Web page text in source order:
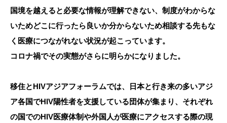
国境を越えると必要な情報が理解できない、制度がわからな
いためどこに行ったら良いか分からないため相談する先もな
く医療につながれない状況が起こっています。
コロナ禍でその実態がさらに明らかになりました。
移住とHIVアジアフォーラムでは、日本と行き来の多いアジ
ア各国でHIV陽性者を支援している団体が集まり、それぞれ
の国でのHIV医療体制や外国人が医療にアクセスする際の現
医療機関・保健所/保健福祉センターのみなさま
支援/参加
資料館 Archive room
languages